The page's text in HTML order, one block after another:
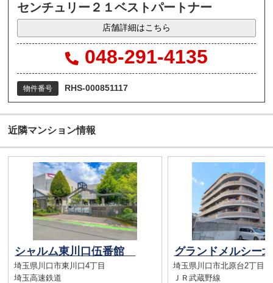
センチュリー２１ベストパートナー
店舗詳細はこちら
048-291-4135
物件番号 RHS-000851117
近隣マンション情報
シャルム東川口伍番館
埼玉県川口市東川口4丁目
埼玉高速鉄道
グランドメルシー
埼玉県川口市北原台2丁目
ＪＲ武蔵野線